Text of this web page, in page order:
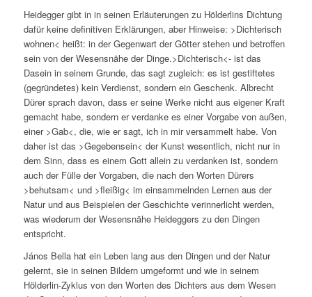
Heidegger gibt in in seinen Erläuterungen zu Hölderlins Dichtung
dafür keine definitiven Erklärungen, aber Hinweise: >Dichterisch
wohnen< heißt: in der Gegenwart der Götter stehen und betroffen
sein von der Wesensnähe der Dinge.>Dichterisch<- ist das
Dasein in seinem Grunde, das sagt zugleich: es ist gestiftetes
(gegründetes) kein Verdienst, sondern ein Geschenk. Albrecht
Dürer sprach davon, dass er seine Werke nicht aus eigener Kraft
gemacht habe, sondern er verdanke es einer Vorgabe von außen,
einer >Gab<, die, wie er sagt, ich in mir versammelt habe. Von
daher ist das >Gegebensein< der Kunst wesentlich, nicht nur in
dem Sinn, dass es einem Gott allein zu verdanken ist, sondern
auch der Fülle der Vorgaben, die nach den Worten Dürers
>behutsam< und >fleißig< im einsammelnden Lernen aus der
Natur und aus Beispielen der Geschichte verinnerlicht werden,
was wiederum der Wesensnähe Heideggers zu den Dingen
entspricht.
János Bella hat ein Leben lang aus den Dingen und der Natur
gelernt, sie in seinen Bildern umgeformt und wie in seinem
Hölderlin-Zyklus von den Worten des Dichters aus dem Wesen